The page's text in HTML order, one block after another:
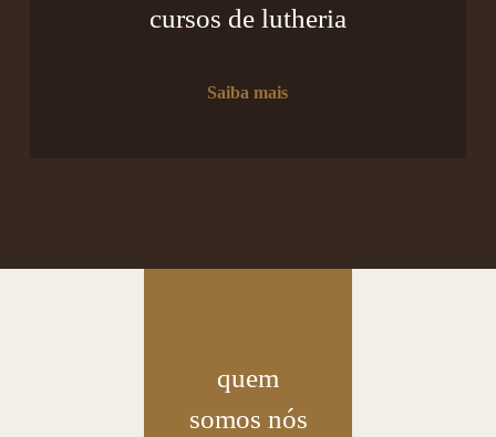
cursos de lutheria
Saiba mais
quem
somos nós